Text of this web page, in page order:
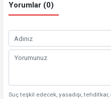
Yorumlar (0)
Suç teşkil edecek, yasadışı,